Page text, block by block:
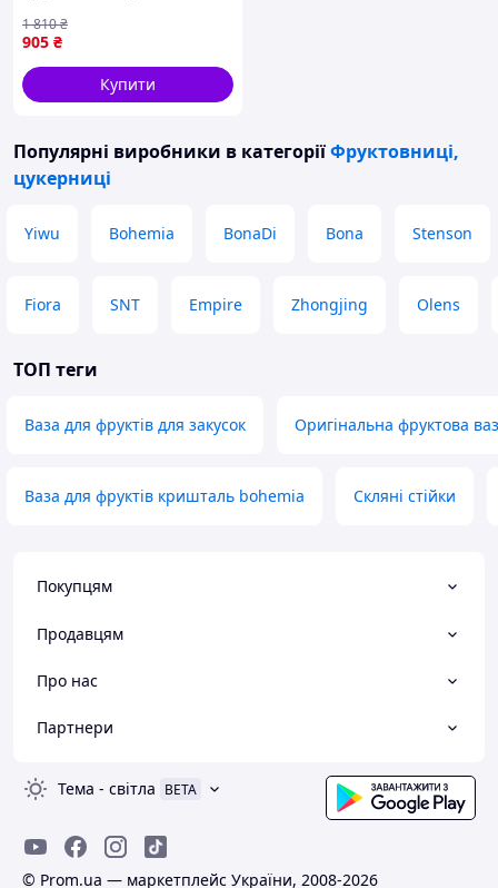
для сервірування десертів
і фруктів
905 ₴
1 810₴
Купити
Популярні виробники в категоріїФруктовниці,
цукерниці
Yiwu Bohemia BonaDi Bona Stenson
Fiora SNT Empire Zhongjing Olens
ТОП теги
Ваза для фруктів для закусок Оригінальна фруктова
Ваза для фруктів кришталь bohemia Скляні стійки
Покупцям
Продавцям
Про нас
Партнери
Тема - світла BETA
© Prom.ua — маркетплейс України, 2008-2026